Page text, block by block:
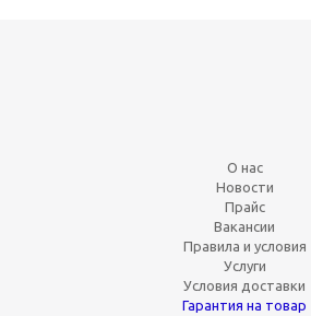
О нас
Новости
Прайс
Вакансии
Правила и условия
Услуги
Условия доставки
Гарантия на товар